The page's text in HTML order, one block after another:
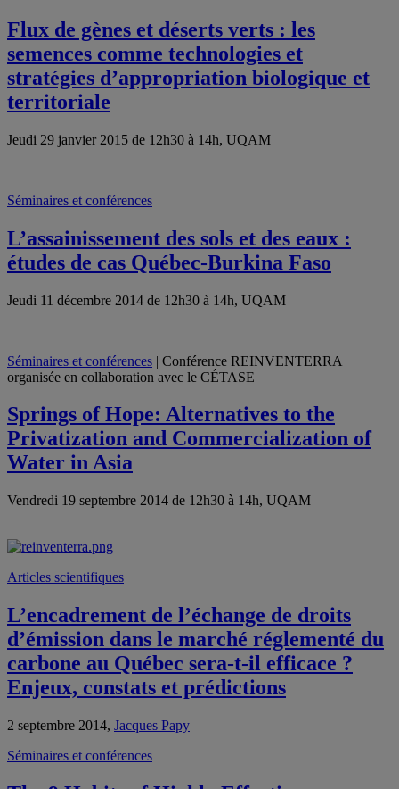
Flux de gènes et déserts verts : les
semences comme technologies et
stratégies d’appropriation biologique et
territoriale
Jeudi 29 janvier 2015 de 12h30 à 14h, UQAM
Séminaires et conférences
L’assainissement des sols et des eaux :
études de cas Québec-Burkina Faso
Jeudi 11 décembre 2014 de 12h30 à 14h, UQAM
Séminaires et conférences | Conférence REINVENTERRA
organisée en collaboration avec le CÉTASE
Springs of Hope: Alternatives to the
Privatization and Commercialization of
Water in Asia
Vendredi 19 septembre 2014 de 12h30 à 14h, UQAM
Articles scientifiques
L’encadrement de l’échange de droits
d’émission dans le marché réglementé du
carbone au Québec sera-t-il efficace ?
Enjeux, constats et prédictions
2 septembre 2014, Jacques Papy
Séminaires et conférences